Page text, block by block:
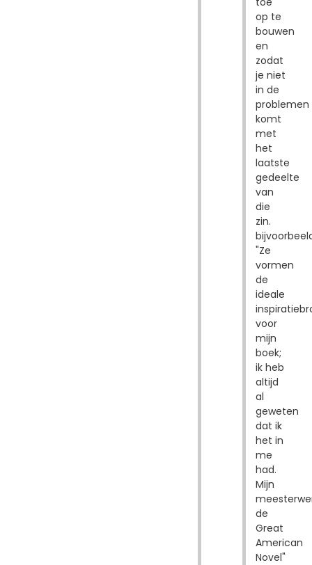
op te
bouwen
en
zodat
je niet
in de
problemen
komt
met
het
laatste
gedeelte
van
die
zin.
"Ze
vormen
de
ideale
voor
mijn
boek;
ik heb
altijd
al
geweten
dat ik
het in
me
had.
Mijn
de
Great
American
Novel"